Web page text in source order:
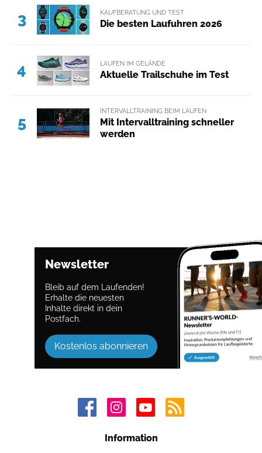
3 KAUFBERATUNG UND TEST
Die besten Laufuhren 2026
4 LAUFEN IM GELÄNDE
Aktuelle Trailschuhe im Test
5
INTERVALLTRAINING BEIM LAUFEN
Mit Intervalltraining schneller
werden
Newsletter
Bleib auf dem Laufenden!
Erhalte die neuesten
Inhalte direkt in dein
Postfach.
Kostenlos abonnieren
Information